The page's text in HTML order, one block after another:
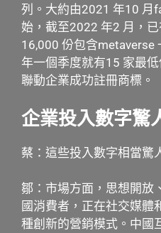
列。大約由2021 年10 月
始，截至2022 年2 月，
16,000 份包含metaverse
年一個季度就有15 家最
聯動企業成功註冊商標。
企業投入數字驚
蔡：這些投入數字相當驚
鄒：市場方面，思想開放
國消費者，正在社交媒體
種創新的營銷模式。中國